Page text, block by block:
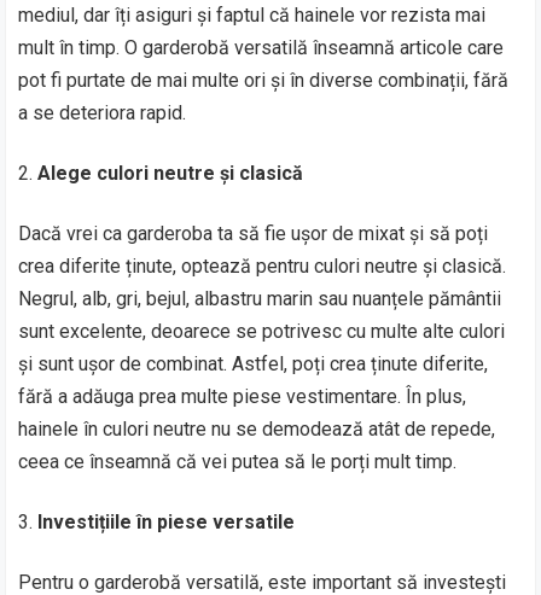
mediul, dar îți asiguri și faptul că hainele vor rezista mai
mult în timp. O garderobă versatilă înseamnă articole care
pot fi purtate de mai multe ori și în diverse combinații, fără
a se deteriora rapid.
Alege culori neutre și clasică
Dacă vrei ca garderoba ta să fie ușor de mixat și să poți
crea diferite ținute, optează pentru culori neutre și clasică.
Negrul, alb, gri, bejul, albastru marin sau nuanțele pământii
sunt excelente, deoarece se potrivesc cu multe alte culori
și sunt ușor de combinat. Astfel, poți crea ținute diferite,
fără a adăuga prea multe piese vestimentare. În plus,
hainele în culori neutre nu se demodează atât de repede,
ceea ce înseamnă că vei putea să le porți mult timp.
Investițiile în piese versatile
Pentru o garderobă versatilă, este important să investești